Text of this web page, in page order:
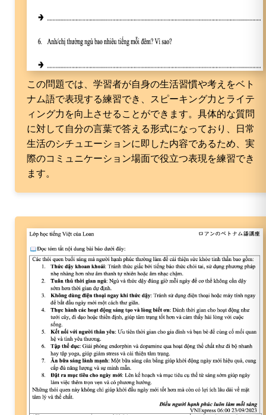
この問題では、学習者が自身の生活習慣や考えをベト
ナム語で表現する練習でき、スピーキング力とライテ
ィング力を向上させることができます。具体的な質問
に対して自分の言葉で答える形式になっており、日常
生活のシチュエーションに即した内容であるため、実
際のコミュニケーション場面で役立つ表現を練習でき
ます。